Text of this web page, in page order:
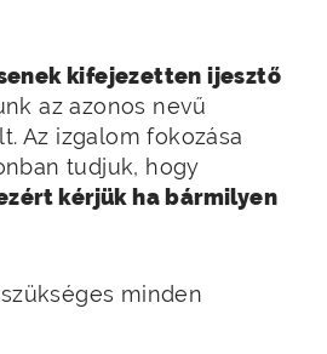
kifejezetten ijesztő
az azonos nevű
Az izgalom fokozása
tudjuk, hogy
kérjük ha bármilyen
minden